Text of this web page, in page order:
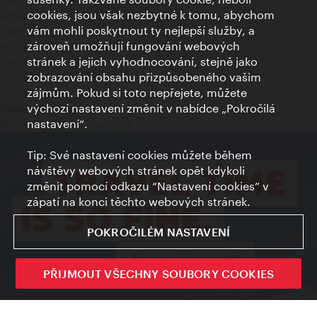
Kontakty
Credits
Prohlášení o ochraně osobních údajů
Terms of Use
Přístupnost
Kontakt pro tisk
Nastavení cookies
© Copyright Wien Tourismus
cookies, jsou však nezbytné k tomu, abychom
vám mohli poskytnout ty nejlepší služby, a
zároveň umožňují fungování webových
stránek a jejich vyhodnocování, stejně jako
zobrazování obsahu přizpůsobeného vašim
zájmům. Pokud si toto nepřejete, můžete
výchozí nastavení změnit v nabídce „Pokročilá
nastavení“.
Tip: Své nastavení cookies můžete během
návštěvy webových stránek opět kdykoli
změnit pomocí odkazu “Nastavení cookies” v
zápatí na konci těchto webových stránek.
POKROČILÉM NASTAVENÍ
PŘIJMOUT VŠECHNY SOUBORY COOKIES